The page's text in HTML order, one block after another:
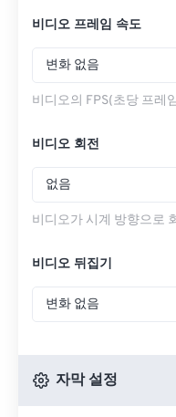
비디오 프레임 속도
변화 없음
비디오의 FPS(초당 프레
비디오 회전
없음
비디오가 시계 방향으로
비디오 뒤집기
변화 없음
자막 설정